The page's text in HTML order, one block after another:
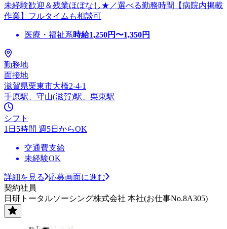
未経験歓迎＆残業ほぼなし★／選べる勤務時間【病院内掲載
作業】フルタイムも相談可
医療・福祉系時給1,250円〜1,350円
勤務地
面接地
滋賀県栗東市大橋2-4-1
手原駅、守山(滋賀)駅、栗東駅
シフト
1日5時間 週5日からOK
交通費支給
未経験OK
詳細を見る
応募画面に進む
契約社員
日研トータルソーシング株式会社 本社(お仕事No.8A305)